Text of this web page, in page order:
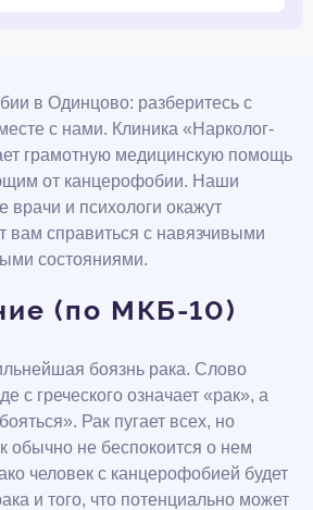
в Одинцово: разберитесь с
с нами. Клиника «Нарколог-
грамотную медицинскую помощь
от канцерофобии. Наши
и психологи окажут
вам справиться с навязчивыми
состояниями.
(по МКБ-10)
боязнь рака. Слово
с греческого означает «рак», а
Рак пугает всех, но
обычно не беспокоится о нем
человек с канцерофобией будет
и того, что потенциально может